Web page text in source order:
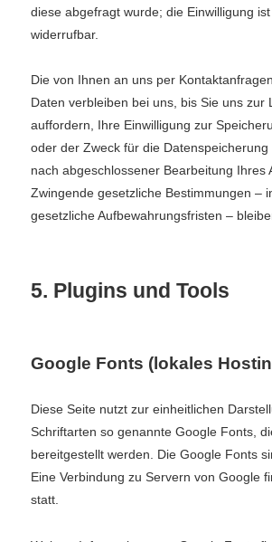
diese abgefragt wurde; die Einwilligung
widerrufbar.
Die von Ihnen an uns per
Daten verbleiben bei uns, bis Sie uns zur
auffordern, Ihre Einwilligung zur
oder der Zweck für die Datenspeicherung
nach abgeschlossener Bearbeitung Ihres
Zwingende gesetzliche Bestimmungen –
gesetzliche Aufbewahrungsfristen –
5. Plugins und Tools
Google Fonts (lokales
Diese Seite nutzt zur einheitlichen
Schriftarten so genannte Google Fonts,
bereitgestellt werden. Die Google Fonts
Eine Verbindung zu Servern von Google
statt.